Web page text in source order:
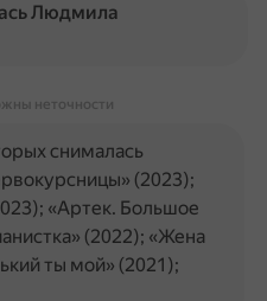
Людмила
неточности
снималась
(2023);
«Артек. Большое
(2022); «Жена
ты мой» (2021);